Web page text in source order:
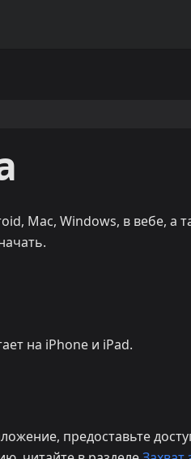
Mac, Windows, в вебе,
на iPhone и iPad.
предоставьте